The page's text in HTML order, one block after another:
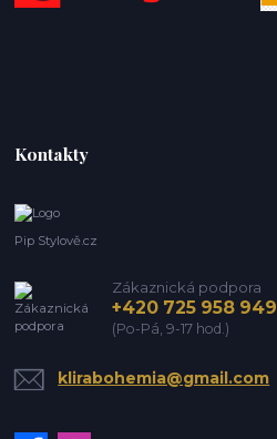
Kontakty
Pip Stylově.cz
Zákaznická podpora
+420 725 958 949
(Po-Pá, 9-17 hod.)
klirabohemia@gmail.com